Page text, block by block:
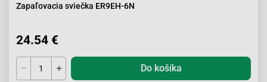
Zapaľovacia sviečka ER9EH-6N
24.54 €
Do košíka